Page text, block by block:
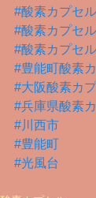
#酸素カプセル
#酸素カプセ
#酸素カプセ
#豊能町酸素
#大阪酸素カ
#兵庫県酸素
#川西市
#豊能町
#光風台